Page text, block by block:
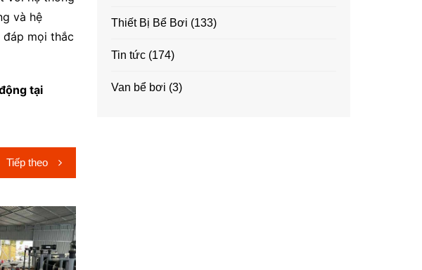
và hệ
mọi thắc
tại
Tiếp theo
Thiết Bị Bể Bơi (133)
Tin tức (174)
Van bể bơi (3)